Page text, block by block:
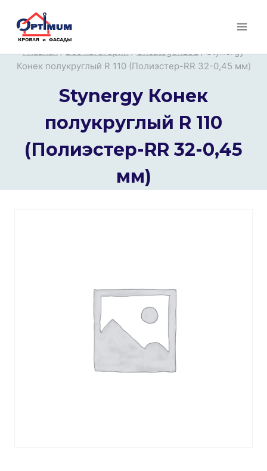
Перейти
Главная / Все категории / Uncategorized / Stynergy
Конек полукруглый R 110 (Полиэстер-RR 32-0,45 мм)
Stynergy Конек
полукруглый R 110
(Полиэстер-RR 32-0,45
мм)